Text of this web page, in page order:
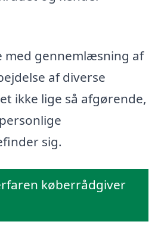
med gennemlæsning af
af diverse
ikke lige så afgørende,
sig.
køberrådgiver